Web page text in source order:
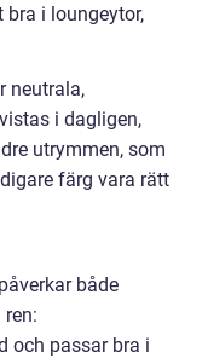
i loungeytor,
neutrala,
i dagligen,
utrymmen, som
färg vara rätt
både
och passar bra i